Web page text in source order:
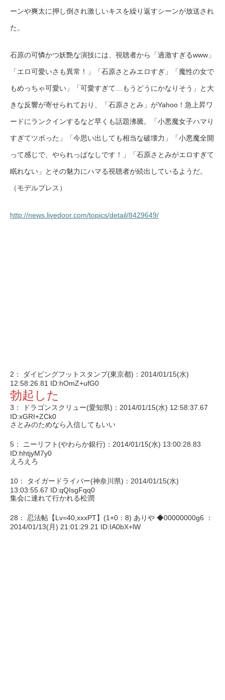
ーンや爽太に押し倒され激しいキスを繰り返すシーンが放送され
た。
石原の可憐かつ妖艶な演技には、視聴者から「過激すぎるwww」
「エロ可愛いさも異常！」「石原さとみエロすぎ」「魔性の女で
もめっちゃ可愛い」「可愛すぎて…もうどうにかなりそう」と大
きな反響が寄せられており、「石原さとみ」がYahoo！急上昇ワ
ードにランクインするなど早くも話題沸騰。「小悪魔女子ハマり
すぎてツボった」「今思い出しても相当な破壊力」「小悪魔全開
って感じで、やられっぱなしです！」「石原さとみがエロすぎて
眠れない」とその魅力にハマる視聴者が続出しているようだ。
（モデルプレス）
http://news.livedoor.com/topics/detail/8429649/
2： ダイビングフットスタンプ(東京都)：2014/01/15(水)
12:58:26.81 ID:hOmZ+ufG0
勃起した
3： ドラゴンスクリュー(愛知県)：2014/01/15(水) 12:58:37.67
ID:xGRI+ZCk0
さとみのためなら入信してもいい
5： ニーリフト(やわらか銀行)：2014/01/15(水) 13:00:28.83
ID:hhtjyM7y0
えろえろ
10： タイガードライバー(神奈川県)：2014/01/15(水)
13:03:55.67 ID:qQIsgFqq0
集会に連れて行かれる松潤
28： 忍法帖【Lv=40,xxxPT】(1+0：8) ありや ◆00000000g6 ：
2014/01/13(月) 21:01:29.21 ID:IA0bX+lW